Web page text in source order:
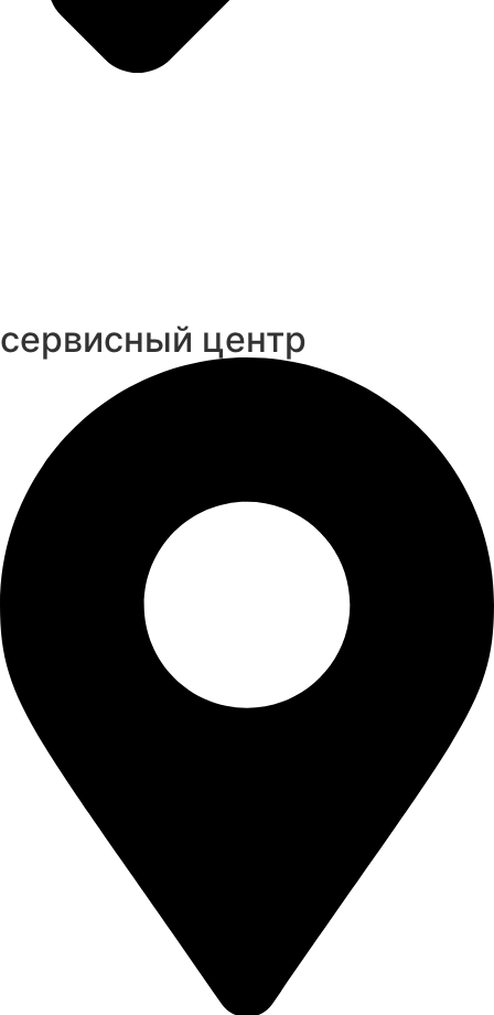
cервисный центр